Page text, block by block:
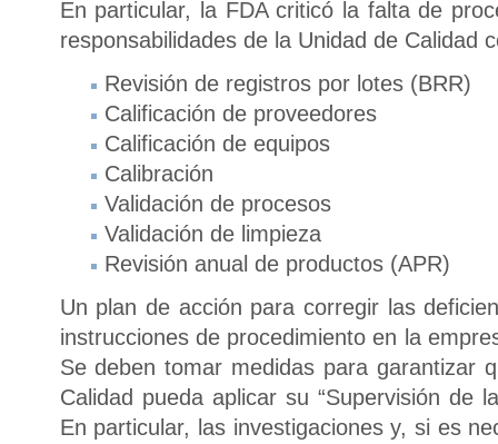
En particular, la FDA criticó la falta de
responsabilidades de la Unidad de Calidad
Revisión de registros por lotes (BRR)
Calificación de proveedores
Calificación de equipos
Calibración
Validación de procesos
Validación de limpieza
Revisión anual de productos (APR)
Un plan de acción para corregir las
instrucciones de procedimiento en la
Se deben tomar medidas para garantizar
Calidad pueda aplicar su “Supervisión de
En particular, las investigaciones y, si es